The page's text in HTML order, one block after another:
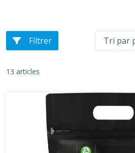
Filtrer
13 articles